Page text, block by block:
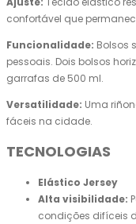
confortável que
Funcionalidade: Bolsos
pessoais. Dois bolsos
garrafas de 500 ml.
Versatilidade: Uma
fáceis na cidade.
TECNOLOGIAS
Elástico Jersey
Alta visibilidade:
condições difíceis